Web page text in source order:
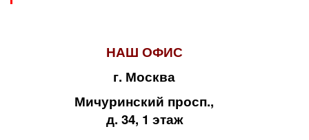
НАШ ОФИС
г. Москва
Мичуринский просп.,
д. 34, 1 этаж